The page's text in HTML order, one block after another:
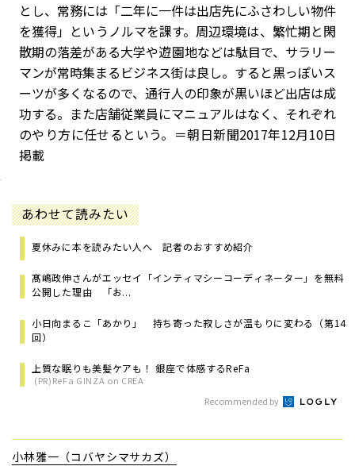
とし、常務には「二年に一件は出店先にふさわしい物件
を獲得」というノルマを課す。周辺環境は、繁忙期と閑
散期の落差がある大学や遊園地などは駄目で、サラリー
マンが常時集まるビジネス街は良し。すると黒っぽいス
ーツが多くなるので、通行人の印象が黒いほど出店は成
功する。また店舗従業員にマニュアルはなく、それぞれ
のやり方に任せるという。＝朝日新聞2017年12月10日
掲載
あわせて読みたい
夏休みに本を読みたい人へ 記者のおすすめ紹介
髙嶋政伸さんがエッセイ「インティマシーコーディネーター」を無料
公開した理由 「お...
小日向まるこ「あかり」 持ち寄った寂しさが温もりに変わる（第14
回）
上質な眠りも美髪ケアも！ 銀座で体感するReFa
(PR)ReFa GINZA on CREA
Recommended by
小林雅一（コバヤシマサカズ）